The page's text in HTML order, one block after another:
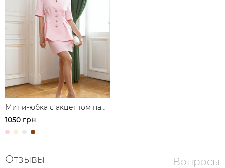
Мини-юбка с акцентом на
талии
1050 грн
Отзывы Вопросы